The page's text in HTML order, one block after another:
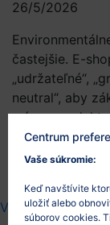
26/5/2026
častejšie. E-
„udržateľné“,
neutral“, aby
prínos
nastáva vtedy,
pravdivé
Viac
Centrum
Vaše súkromie:
Keď navštívite
uložiť alebo
súborov cookies.